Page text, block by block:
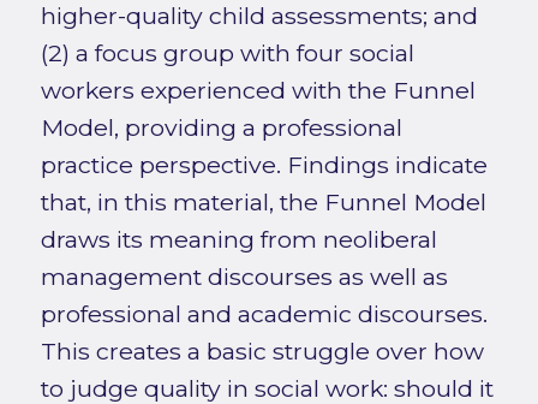
higher-quality child assessments; and
(2) a focus group with four social
workers experienced with the Funnel
Model, providing a professional
practice perspective. Findings indicate
that, in this material, the Funnel Model
draws its meaning from neoliberal
management discourses as well as
professional and academic discourses.
This creates a basic struggle over how
to judge quality in social work: should it